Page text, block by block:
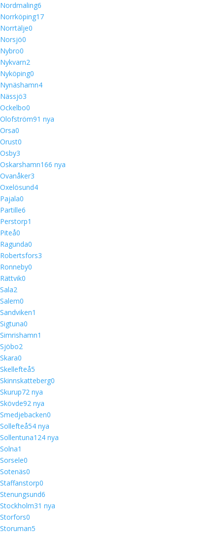
Nordmaling6
Norrköping17
Norrtälje0
Norsjö0
Nybro0
Nykvarn2
Nyköping0
Nynäshamn4
Nässjö3
Ockelbo0
Olofström91 nya
Orsa0
Orust0
Osby3
Oskarshamn166 nya
Ovanåker3
Oxelösund4
Pajala0
Partille6
Perstorp1
Piteå0
Ragunda0
Robertsfors3
Ronneby0
Rättvik0
Sala2
Salem0
Sandviken1
Sigtuna0
Simrishamn1
Sjöbo2
Skara0
Skellefteå5
Skinnskatteberg0
Skurup72 nya
Skövde92 nya
Smedjebacken0
Sollefteå54 nya
Sollentuna124 nya
Solna1
Sorsele0
Sotenäs0
Staffanstorp0
Stenungsund6
Stockholm31 nya
Storfors0
Storuman5